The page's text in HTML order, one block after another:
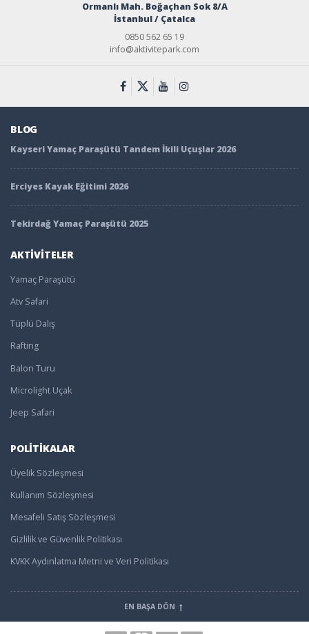
Ormanlı Mah. Boğaçhan Sok 8/A
İstanbul / Çatalca
0850 562 65 19
info@aktivitepark.com
BLOG
Kayseri Yamaç Paraşütü Tandem İkili Uçuşlar 2026
Erciyes Kayak Eğitimi 2026
Tekirdağ Yamaç Paraşütü 2025
AKTİVİTELER
Yamaç Paraşütü
Atv Safari
Tüplü Dalış
Rafting
Balon Turu
Microlight Uçak
Jeep Safari
POLİTİKALAR
Üyelik Sözleşmesi
Kullanım Sözleşmesi
Mesafeli Satış Sözleşmesi
Gizlilik ve Güvenlik Politikası
KVKK Aydınlatma Metni ve Veri Politikası
EN BAŞA DÖN